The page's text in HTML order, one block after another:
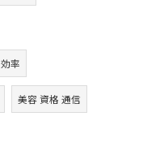
率
美容 資格 通信